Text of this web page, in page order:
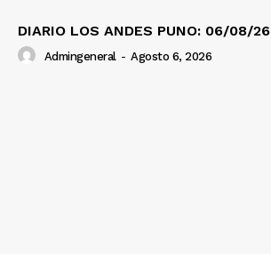
DIARIO LOS ANDES PUNO: 06/08/26
Admingeneral - Agosto 6, 2026